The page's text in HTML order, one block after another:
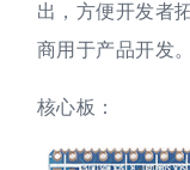
出，方便开发者
商用于产品开发。
核心板：